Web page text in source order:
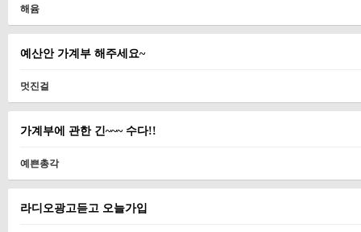
해윰
예산안 가계부 해주세요~
멋진걸
가계부에 관한 긴~~~ 수다!!
예쁜총각
라디오광고듣고 오늘가입